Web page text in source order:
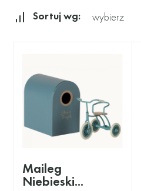
Sortuj wg: wybierz
Maileg
Niebieski...